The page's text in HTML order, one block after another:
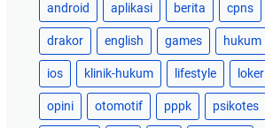
android aplikasi berita cpns
drakor english games hukum
ios klinik-hukum lifestyle loker
opini otomotif pppk psikotes